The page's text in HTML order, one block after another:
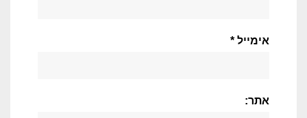
אימייל *
אתר: